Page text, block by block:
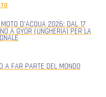
D’ACQUA 2026: DAL 17
A GYOR (UNGHERIA) PER LA
A FAR PARTE DEL MONDO